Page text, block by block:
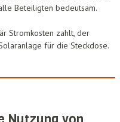
Beteiligten bedeutsam.
Stromkosten zahlt, der
für die Steckdose.